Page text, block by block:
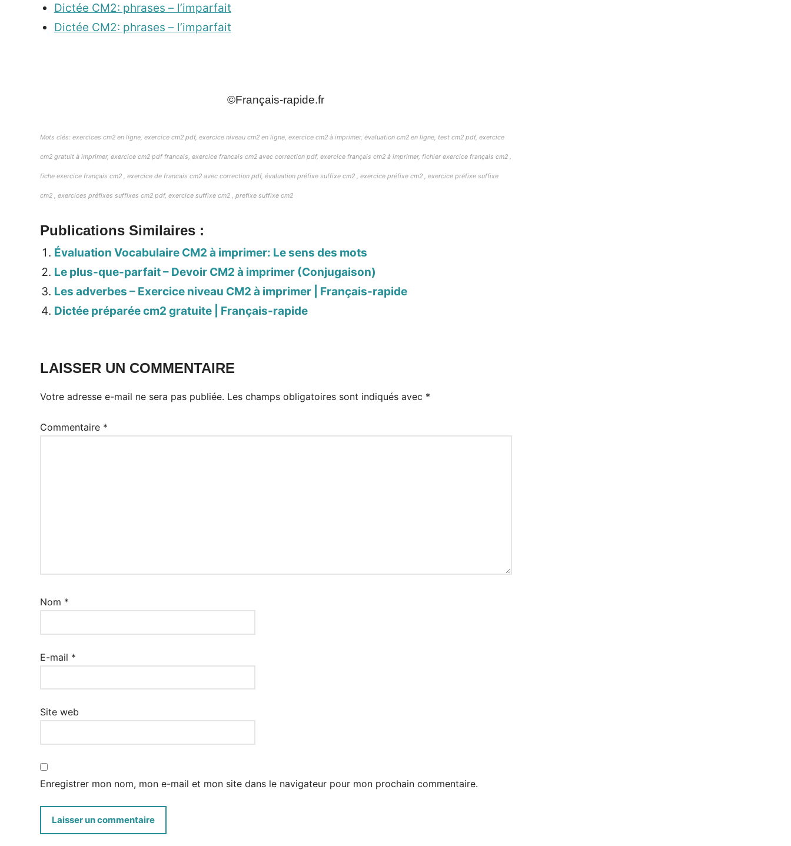
Dictée CM2: phrases – l’imparfait
Dictée CM2: phrases – l’imparfait
©Français-rapide.fr
Mots clés: exercices cm2 en ligne, exercice cm2 pdf, exercice niveau cm2 en ligne, exercice cm2 à imprimer, évaluation cm2 en ligne, test cm2 pdf, exercice
cm2 gratuit à imprimer, exercice cm2 pdf francais, exercice francais cm2 avec correction pdf, exercice français cm2 à imprimer, fichier exercice français cm2 ,
fiche exercice français cm2 , exercice de francais cm2 avec correction pdf, évaluation préfixe suffixe cm2 , exercice préfixe cm2 , exercice préfixe suffixe
cm2 , exercices préfixes suffixes cm2 pdf, exercice suffixe cm2 , prefixe suffixe cm2
Publications Similaires :
Évaluation Vocabulaire CM2 à imprimer: Le sens des mots
Le plus-que-parfait – Devoir CM2 à imprimer (Conjugaison)
Les adverbes – Exercice niveau CM2 à imprimer | Français-rapide
Dictée préparée cm2 gratuite | Français-rapide
LAISSER UN COMMENTAIRE
Votre adresse e-mail ne sera pas publiée. Les champs obligatoires sont indiqués avec *
Commentaire *
Nom *
E-mail *
Site web
Enregistrer mon nom, mon e-mail et mon site dans le navigateur pour mon prochain commentaire.